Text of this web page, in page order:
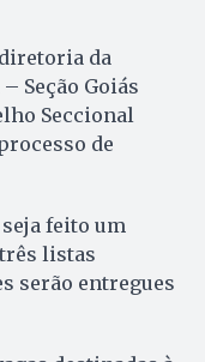
da
Seção Goiás
Seccional
de
feito um
listas
serão entregues